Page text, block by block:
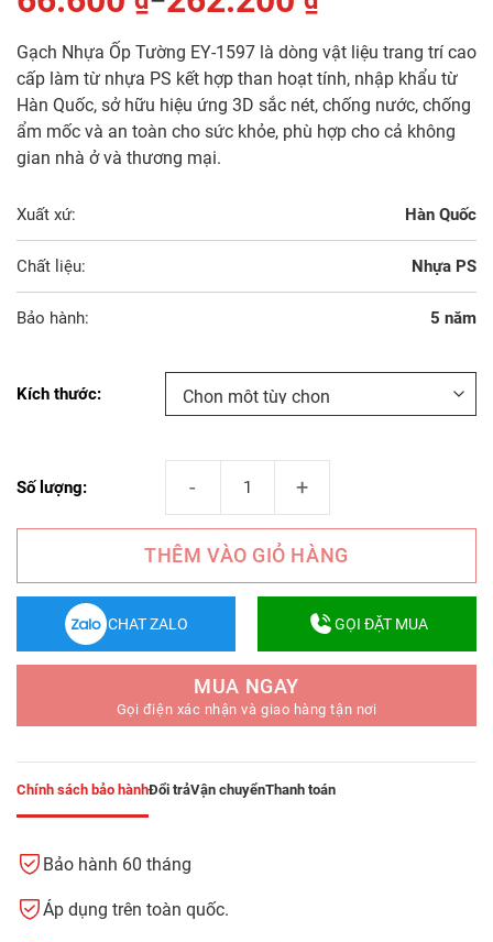
Gạch Nhựa Ốp Tường EY-1597 là dòng vật liệu trang trí cao
cấp làm từ nhựa PS kết hợp than hoạt tính, nhập khẩu từ
Hàn Quốc, sở hữu hiệu ứng 3D sắc nét, chống nước, chống
ẩm mốc và an toàn cho sức khỏe, phù hợp cho cả không
gian nhà ở và thương mại.
Xuất xứ: Hàn Quốc
Chất liệu: Nhựa PS
Bảo hành: 5 năm
Kích thước
Số lượng:
THÊM VÀO GIỎ HÀNG
CHAT ZALO GỌI ĐẶT MUA
MUA NGAY
Gọi điện xác nhận và giao hàng tận nơi
Chính sách bảo hànhĐổi trảVận chuyểnThanh toán
Bảo hành 60 tháng
Áp dụng trên toàn quốc.